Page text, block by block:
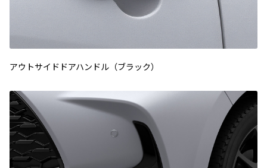
アウトサイドドアハンドル（ブラック）